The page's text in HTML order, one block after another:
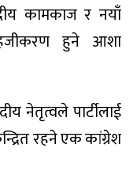
कामकाज र नयाँ
हुने आशा
नेतृत्वले पार्टीलाई
रहने एक कांग्रेश